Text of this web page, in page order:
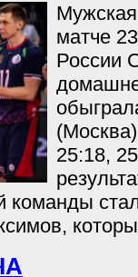
матче
России
25:18,
команды